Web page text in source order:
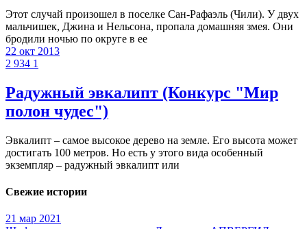
Этот случай произошел в поселке Сан-Рафаэль (Чили). У двух
мальчишек, Джина и Нельсона, пропала домашняя змея. Они
бродили ночью по округе в ее
22 окт 2013
2 934 1
Радужный эвкалипт (Конкурс "Мир
полон чудес")
Эвкалипт – самое высокое дерево на земле. Его высота может
достигать 100 метров. Но есть у этого вида особенный
экземпляр – радужный эвкалипт или
Свежие истории
21 мар 2021